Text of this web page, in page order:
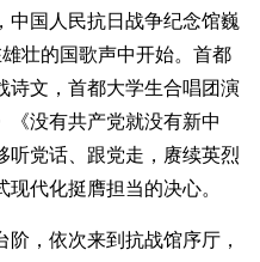
国人民抗日战争纪念馆巍
壮的国歌声中开始。首都
诗文，首都大学生合唱团演
《没有共产党就没有新中
听党话、跟党走，赓续英烈
代化挺膺担当的决心。
，依次来到抗战馆序厅，